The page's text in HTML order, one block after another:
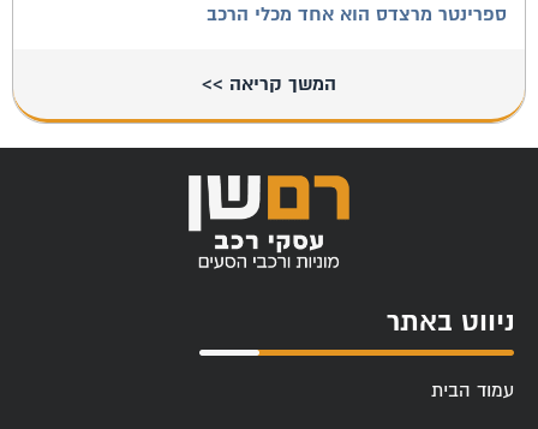
ספרינטר מרצדס הוא אחד מכלי הרכב
המשך קריאה >>
ניווט באתר
עמוד הבית